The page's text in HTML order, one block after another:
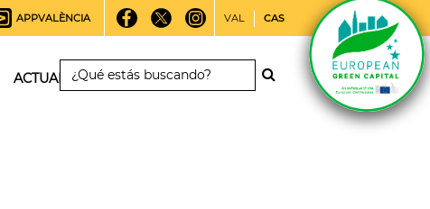
APPVALÈNCIA VAL CAS
ACTUALIDAD